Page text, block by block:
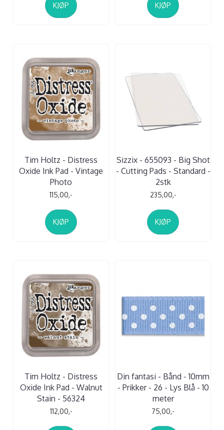
KJØP KJØP
Tim Holtz - Distress
Oxide Ink Pad - Vintage
Photo
115,00,-
KJØP
Sizzix - 655093 - Big Shot
- Cutting Pads - Standard -
2stk
235,00,-
KJØP
Tim Holtz - Distress
Oxide Ink Pad - Walnut
Stain - 56324
112,00,-
Din fantasi - Bånd - 10mm
- Prikker - 26 - Lys Blå - 10
meter
75,00,-